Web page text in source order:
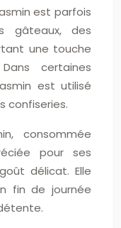
est parfois
gâteaux, des
une touche
certaines
est utilisé
confiseries.
consommée
pour ses
délicat. Elle
fin de journée